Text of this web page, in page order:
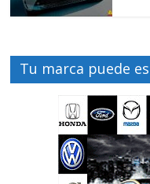
Tu marca puede